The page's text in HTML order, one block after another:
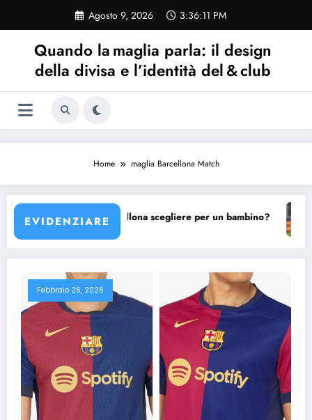
contenuto
Agosto 9, 2026 3:36:11 PM
Quando la maglia parla: il design
della divisa e l’identità del & club
Home maglia Barcellona Match
EVIDENZIARE
Quale maglia Barcellona scegliere per un bambino?
Febbraio 26, 2026